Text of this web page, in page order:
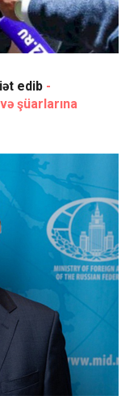
edib -
şüarlarına